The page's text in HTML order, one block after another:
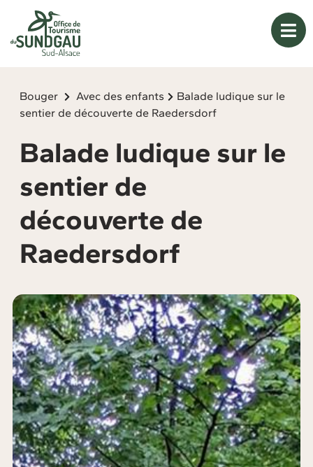
Bouger Avec des enfants
Balade ludique sur le
sentier de découverte de Raedersdorf
Balade ludique sur le
sentier de
découverte de
Raedersdorf
Panneau de gestion des cookies